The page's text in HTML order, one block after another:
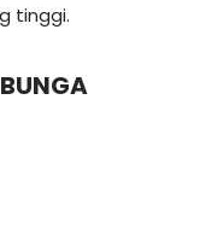
tinggi.